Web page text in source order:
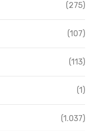
(275)
(107)
(113)
(1)
(1.037)